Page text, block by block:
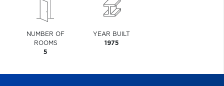
NUMBER OF
ROOMS
5
YEAR BUILT
1975